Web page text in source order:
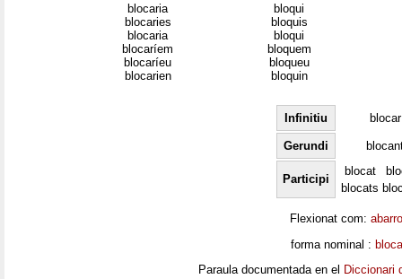
blocaria
blocaries
blocaria
blocaríem
blocaríeu
blocarien
bloqui
bloquis
bloqui
bloquem
bloqueu
bloquin
Infinitiu blocar
Gerundi
Participi
blocat
blocats
Flexionat com:
forma nominal :
Paraula documentada en el Diccionari